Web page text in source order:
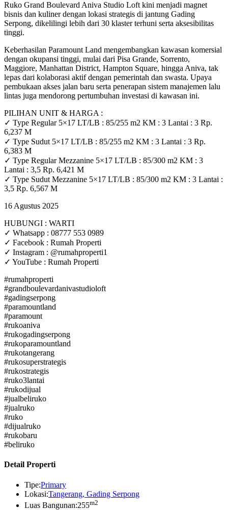
Ruko Grand Boulevard Aniva Studio Loft kini menjadi magnet
bisnis dan kuliner dengan lokasi strategis di jantung Gading
Serpong, dikelilingi lebih dari 30 klaster terhuni serta aksesibilitas
tinggi.
Keberhasilan Paramount Land mengembangkan kawasan komersial
dengan okupansi tinggi, mulai dari Pisa Grande, Sorrento,
Maggiore, Manhattan District, Hampton Square, hingga Aniva, tak
lepas dari kolaborasi aktif dengan pemerintah dan swasta. Upaya
pembukaan akses jalan baru serta penerapan sistem manajemen lalu
lintas juga mendorong pertumbuhan investasi di kawasan ini.
PILIHAN UNIT & HARGA :
✓ Type Regular 5×17 LT/LB : 85/255 m2 KM : 3 Lantai : 3 Rp.
6,237 M
✓ Type Sudut 5×17 LT/LB : 85/255 m2 KM : 3 Lantai : 3 Rp.
6,383 M
✓ Type Regular Mezzanine 5×17 LT/LB : 85/300 m2 KM : 3
Lantai : 3,5 Rp. 6,421 M
✓ Type Sudut Mezzanine 5×17 LT/LB : 85/300 m2 KM : 3 Lantai :
3,5 Rp. 6,567 M
16 Agustus 2025
HUBUNGI : WARTI
✓ Whatsapp : 08777 553 0989
✓ Facebook : Rumah Properti
✓ Instagram : @rumahproperti1
✓ YouTube : Rumah Properti
#rumahproperti
#grandboulevardanivastudioloft
#gadingserpong
#paramountland
#paramount
#rukoaniva
#rukogadingserpong
#rukoparamountland
#rukotangerang
#rukosuperstrategis
#rukostrategis
#ruko3lantai
#rukodijual
#jualbeliruko
#jualruko
#ruko
#dijualruko
#rukobaru
#beliruko
Detail Properti
Tipe:Primary
Lokasi:Tangerang, Gading Serpong
Luas Bangunan:255m2